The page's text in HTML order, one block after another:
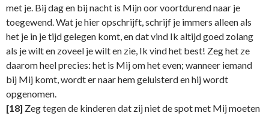
met je. Bij dag en bij nacht is Mijn oor voortdurend naar je
toegewend. Wat je hier opschrijft, schrijf je immers alleen als
het je in je tijd gelegen komt, en dat vind Ik altijd goed zolang
als je wilt en zoveel je wilt en zie, Ik vind het best! Zeg het ze
daarom heel precies: het is Mij om het even; wanneer iemand
bij Mij komt, wordt er naar hem geluisterd en hij wordt
opgenomen.
[18] Zeg tegen de kinderen dat zij niet de spot met Mij moeten